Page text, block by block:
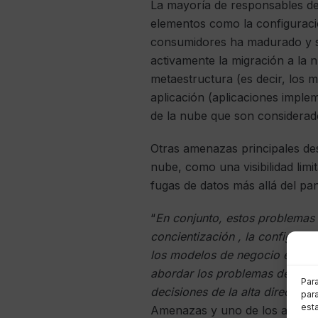
La mayoría de responsables
elementos como la
consumidores ha madurado
activamente la migración a la
metaestructura (es decir, los
aplicación (aplicaciones
de la nube que son
Otras amenazas principales
nube, como una visibilidad
fugas de datos más allá del
“En conjunto, estos problemas
concientización , la
los modelos de negocio en la
abordar los problemas de
decisiones de la alta dirección
Amenazas y uno de los